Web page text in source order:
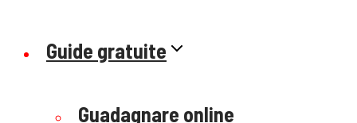
Guide gratuite
Guadagnare online